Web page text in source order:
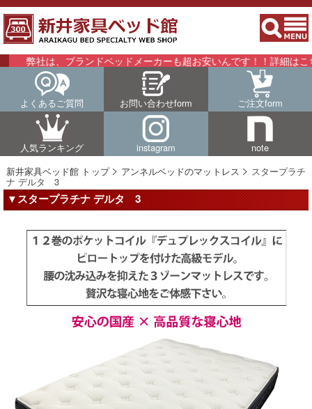
ブランドベッドメーカーも超お安いんです！！詳細はこちらをご覧
よくあるご質問 お問い合わせform ご注文form
人気ランキング instagram
note
新井家具ベッド館 トップ
アンネルベッドのマットレス スタープラチ
ナ デルタ 3
▼スタープラチナ デルタ 3